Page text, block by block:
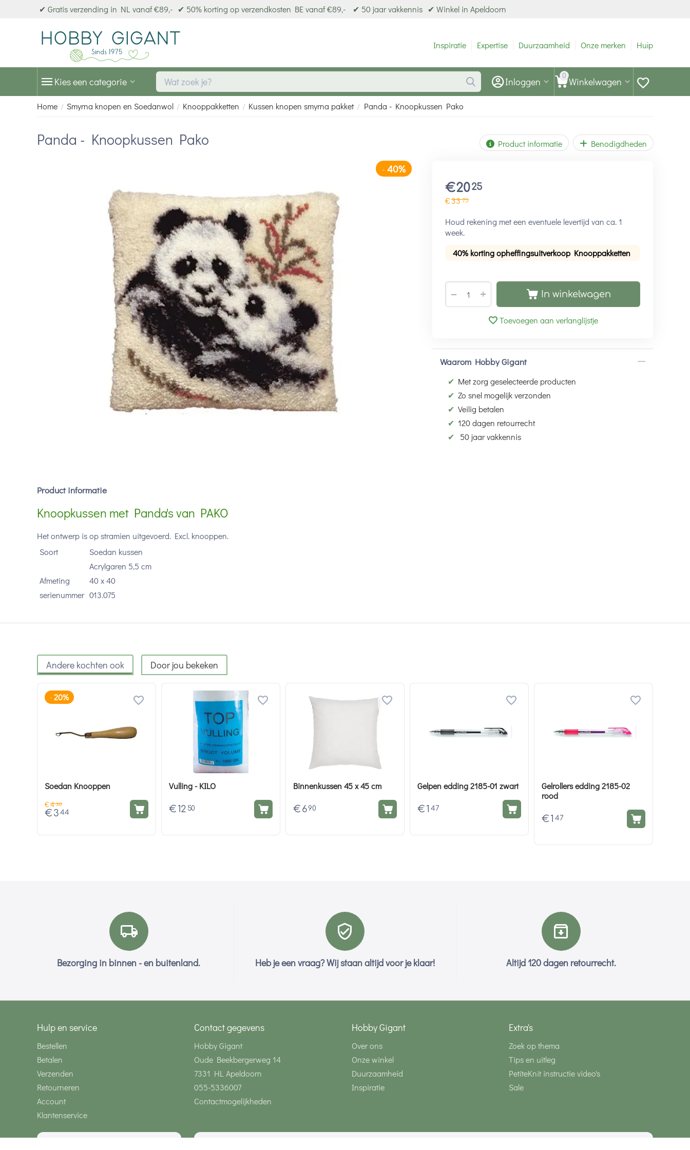
✔ Gratis verzending in NL vanaf €89,- ✔ 50% korting op verzendkosten BE vanaf €89,- ✔ 50 jaar vakkennis ✔ Winkel in Apeldoorn
Inspiratie Expertise Duurzaamheid Onze merken Hulp
Kies een categorie 0 Winkelwagen
Inloggen
Home / Smyrna knopen en Soedanwol / Knooppakketten / Kussen knopen smyrna pakket / Panda - Knoopkussen Pako
Panda - Knoopkussen Pako Product informatie Benodigdheden
€2025
€3375
Houd rekening met een eventuele levertijd van ca. 1
week.
40% korting opheffingsuitverkoop Knooppakketten
+
− In winkelwagen
Toevoegen aan verlanglijstje
Waarom Hobby Gigant
✔ Met zorg geselecteerde producten
✔ Zo snel mogelijk verzonden
✔ Veilig betalen
✔ 120 dagen retourrecht
✔
50 jaar vakkennis
Product informatie
Knoopkussen met Panda's van PAKO
Het ontwerp is op stramien uitgevoerd. Excl. knooppen.
Soort
Soedan kussen
Acrylgaren 5,5 cm
Afmeting
40 x 40
serienummer 013.075
Andere kochten ook Door jou bekeken
- 20%
Soedan Knooppen
€4 30
€ 3 44
Vulling - KILO
€12 50
Binnenkussen 45 x 45 cm
€ 6 90
Gelpen edding 2185-01 zwart
€1 47
Gelrollers edding 2185-02
rood
€1 47
Bezorging in binnen - en buitenland. Heb je een vraag? Wij staan altijd voor je klaar! Altijd 120 dagen retourrecht.
Hulp en service
Bestellen
Betalen
Verzenden
Retourneren
Account
Klantenservice
Contact gegevens
Hobby Gigant
Oude Beekbergerweg 14
7331 HL Apeldoorn
055-5336007
Contactmogelijkheden
Hobby Gigant
Over ons
Onze winkel
Duurzaamheid
Inspiratie
Extra's
Zoek op thema
Tips en uitleg
PetiteKnit instructie video's
Sale